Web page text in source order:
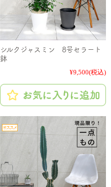
シルクジャスミン 8号セラート
鉢
¥9,500(税込)